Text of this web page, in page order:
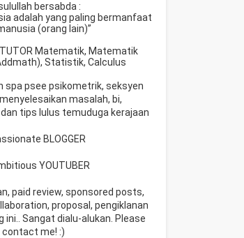
bersabda :
adalah yang paling bermanfaat
(orang lain)”
Matematik, Matematik
Statistik, Calculus
spa psee psikometrik, seksyen
masalah, bi,
tips lulus temuduga kerajaan
BLOGGER
YOUTUBER
paid review, sponsored posts,
proposal, pengiklanan
ini.. Sangat dialu-alukan. Please
contact me! :)